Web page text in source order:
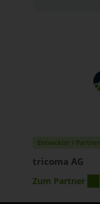
Entwickler / Partner
tricoma AG
Zum Partner